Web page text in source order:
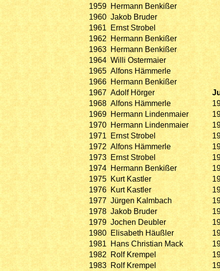
1959 Hermann Benkißer
1960 Jakob Bruder
1961
Ernst Strobel
1962
Hermann Benkißer
1963 Hermann Benkißer
1964 Willi Ostermaier
1965 Alfons Hämmerle
1966 Hermann Benkißer
1967 Adolf Hörger
1968 Alfons Hämmerle
1969 Hermann Lindenmaier
1970 Hermann Lindenmaier
1971
Ernst Strobel
1972 Alfons Hämmerle
1973 Ernst Strobel
1974 Hermann Benkißer
1975 Kurt Kastler
1976 Kurt Kastler
1977 Jürgen Kalmbach
1978 Jakob Bruder
1979 Jochen Deubler
1980 Elisabeth Häußler
1981
Hans Christian Mack
1982
Rolf Krempel
1983 Rolf Krempel